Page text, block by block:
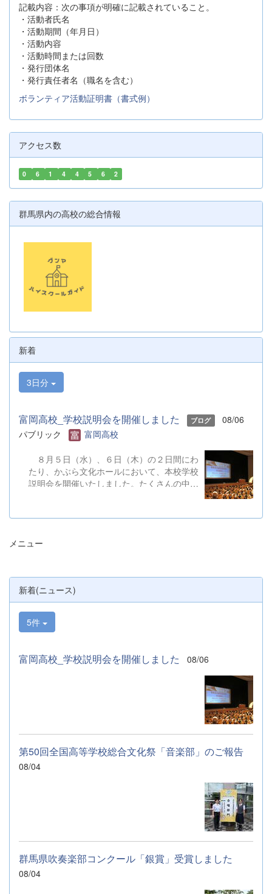
記載内容：次の事項が明確に記載されていること。
・活動者氏名
・活動期間（年月日）
・活動内容
・活動時間または回数
・発行団体名
・発行責任者名（職名を含む）
ボランティア活動証明書（書式例）
アクセス数
0 6 1 4 4 5 6 2
群馬県内の高校の総合情報
新着
3日分
富岡高校_学校説明会を開催しました ブログ
08/06
パブリック
富岡高校
８月５日（水）、６日（木）の２日間にわ
たり、かぶら文化ホールにおいて、本校学校
説明会を開催いたしました。たくさんの中学
した。 また、各日およそ80名のボランテ
明、探究発表などの運営に携わりました。生
なお、本校は今年度、群馬県教育委員会か
らSAH+ Leading Schoolに認定されていま
す。富岡高校は、これからも「自ら考え、判
断し、行動できる生徒の育成」に取り組んで
まいります。
メニュー
新着(ニュース)
5件
富岡高校_学校説明会を開催しました 08/06
第50回全国高等学校総合文化祭「音楽部」のご報告
08/04
群馬県吹奏楽部コンクール「銀賞」受賞しました
08/04